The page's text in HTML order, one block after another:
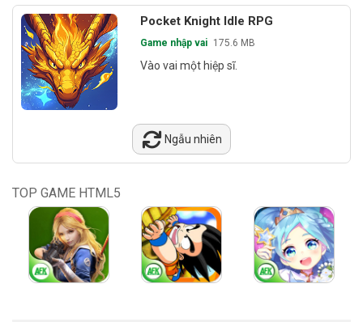
Pocket Knight Idle RPG
Game nhập vai 175.6 MB
Vào vai một hiệp sĩ.
Ngẫu nhiên
TOP GAME HTML5